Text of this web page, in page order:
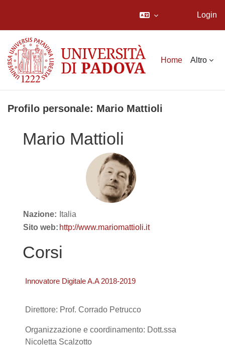
Login
Home Altro
Profilo personale: Mario Mattioli
Mario Mattioli
Nazione: Italia
Sito web: http://www.mariomattioli.it
Corsi
Innovatore Digitale A.A 2018-2019
Direttore: Prof. Corrado Petrucco
Organizzazione e coordinamento: Dott.ssa
Nicoletta Scalzotto